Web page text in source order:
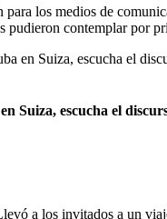
los medios de
pudieron contemplar por
Suiza, escucha el
a los invitados a un